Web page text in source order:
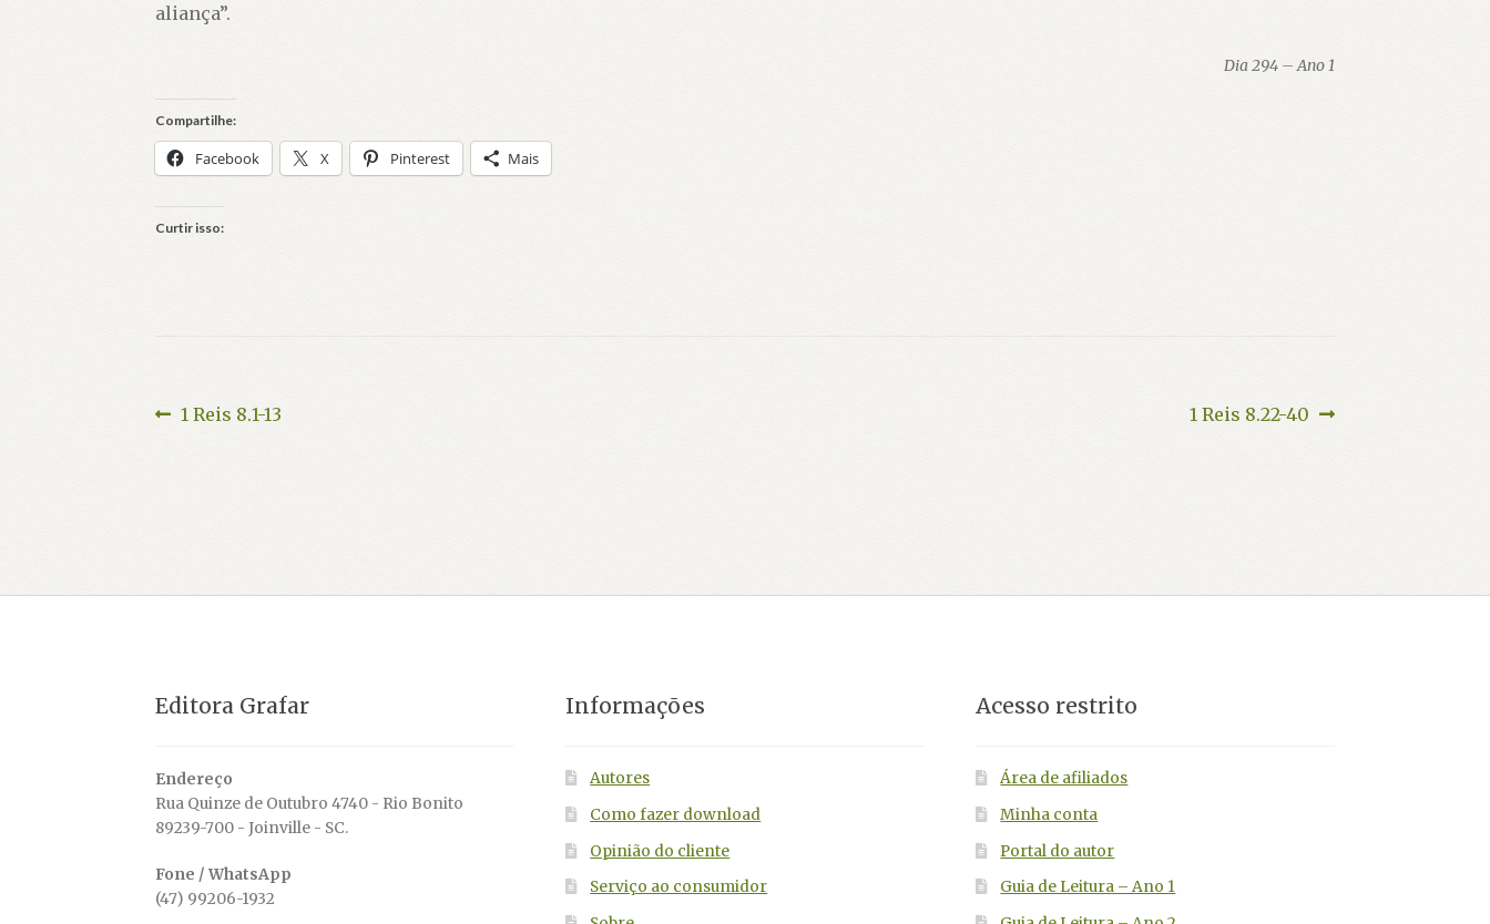
aliança”.
Dia 294 – Ano 1
Compartilhe:
Facebook X Pinterest Mais
Curtir isso:
Navegação
Post
1 Reis 8.1-13
Próximo
1 Reis 8.22-40
Editora Grafar
Endereço
Rua Quinze de Outubro 4740 - Rio Bonito
89239-700 - Joinville - SC.
Fone / WhatsApp
(47) 99206-1932
Informações
Autores
Como fazer download
Opinião do cliente
Serviço ao consumidor
Acesso restrito
Área de afiliados
Minha conta
Portal do autor
Guia de Leitura – Ano 1